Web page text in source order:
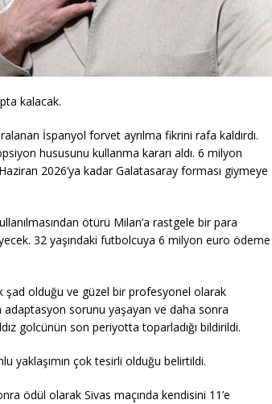
kalacak.
İspanyol forvet ayrılma fikrini rafa kaldırdı.
hususunu kullanma kararı aldı. 6 milyon
2026’ya kadar Galatasaray forması giymeye
ötürü Milan’a rastgele bir para
32 yaşındaki futbolcuya 6 milyon euro ödeme
şad olduğu ve güzel bir profesyonel olarak
adaptasyon sorunu yaşayan ve daha sonra
golcünün son periyotta toparladığı bildirildi.
yaklaşımın çok tesirli olduğu belirtildi.
ödül olarak Sivas maçında kendisini 11’e